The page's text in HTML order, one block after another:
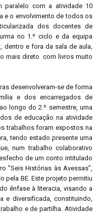
paralelo com a atividade 10
e o envolvimento de todos os
dos docentes de
no 1.º ciclo e da equipa
dentro e fora da sala de aula,
mais direto com livros muito
desenvolveram-se de forma
e dos encarregados de
longo do 2.º semestre, uma
de educação na atividade
trabalhos foram expostos na
tendo estado presente uma
num trabalho colaborativo
de um conto intitulado
”Seis Histórias às Avessas”,
pela BE. Este projeto permitiu
ênfase à literacia, visando a
e diversificada, constituindo,
e de partilha. Atividade